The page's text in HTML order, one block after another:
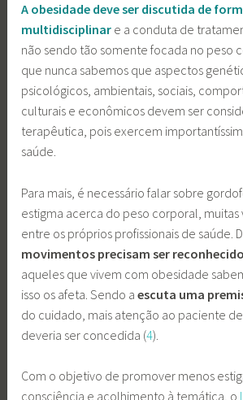
A obesidade deve ser discutida de
multidisciplinar e a conduta de
não sendo tão somente focada no peso
que nunca sabemos que aspectos
psicológicos, ambientais, sociais,
culturais e econômicos devem ser
terapêutica, pois exercem
saúde.
Para mais, é necessário falar sobre
estigma acerca do peso corporal, muitas
entre os próprios profissionais de saúde.
movimentos precisam ser
aqueles que vivem com obesidade
isso os afeta. Sendo aescuta uma
do cuidado, mais atenção ao paciente
deveria ser concedida (4).
Com o objetivo de promover menos
consciência e acolhimento à temática, o